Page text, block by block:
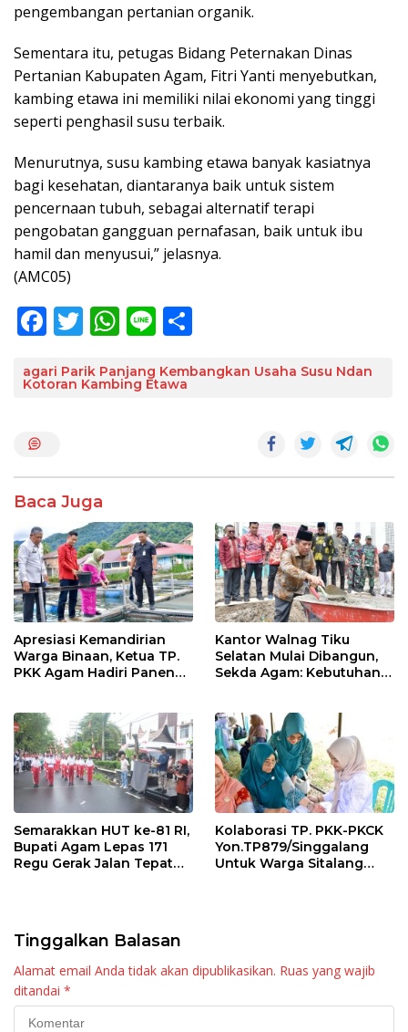
pengembangan pertanian organik.
Sementara itu, petugas Bidang Peternakan Dinas
Pertanian Kabupaten Agam, Fitri Yanti menyebutkan,
kambing etawa ini memiliki nilai ekonomi yang tinggi
seperti penghasil susu terbaik.
Menurutnya, susu kambing etawa banyak kasiatnya
bagi kesehatan, diantaranya baik untuk sistem
pencernaan tubuh, sebagai alternatif terapi
pengobatan gangguan pernafasan, baik untuk ibu
hamil dan menyusui,” jelasnya.
(AMC05)
F
ac
e
o
k
T
w
itt
W
h
at
p
Li
n
e ar
agari Parik Panjang Kembangkan Usaha Susu Ndan
Kotoran Kambing Etawa
Baca Juga
Apresiasi Kemandirian
Warga Binaan, Ketua TP.
PKK Agam Hadiri Panen
Kantor Walnag Tiku
Selatan Mulai Dibangun,
Sekda Agam: Kebutuhan
Semarakkan HUT ke-81 RI,
Bupati Agam Lepas 171
Regu Gerak Jalan Tepat
Kolaborasi TP. PKK-PKCK
Yon.TP879/Singgalang
Untuk Warga Sitalang
Tinggalkan Balasan
Alamat email Anda tidak akan dipublikasikan. Ruas yang wajib
ditandai *